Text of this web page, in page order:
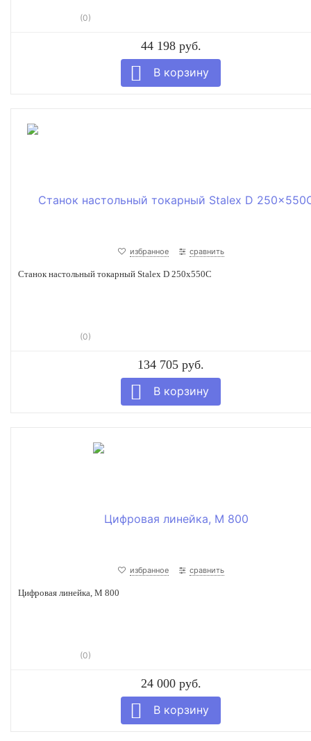
(0)
44 198 руб.
избранное сравнить
Станок настольный токарный Stalex D 250x550C
(0)
134 705 руб.
избранное сравнить
Цифровая линейка, М 800
(0)
24 000 руб.